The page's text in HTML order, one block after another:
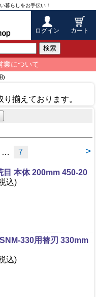
暮らしをお手伝い！
ログイン カート
検索
業について
)
揃えております。
>
… 7
目 本体 200mm 450-20
込)
330用替刃 330mm
込)